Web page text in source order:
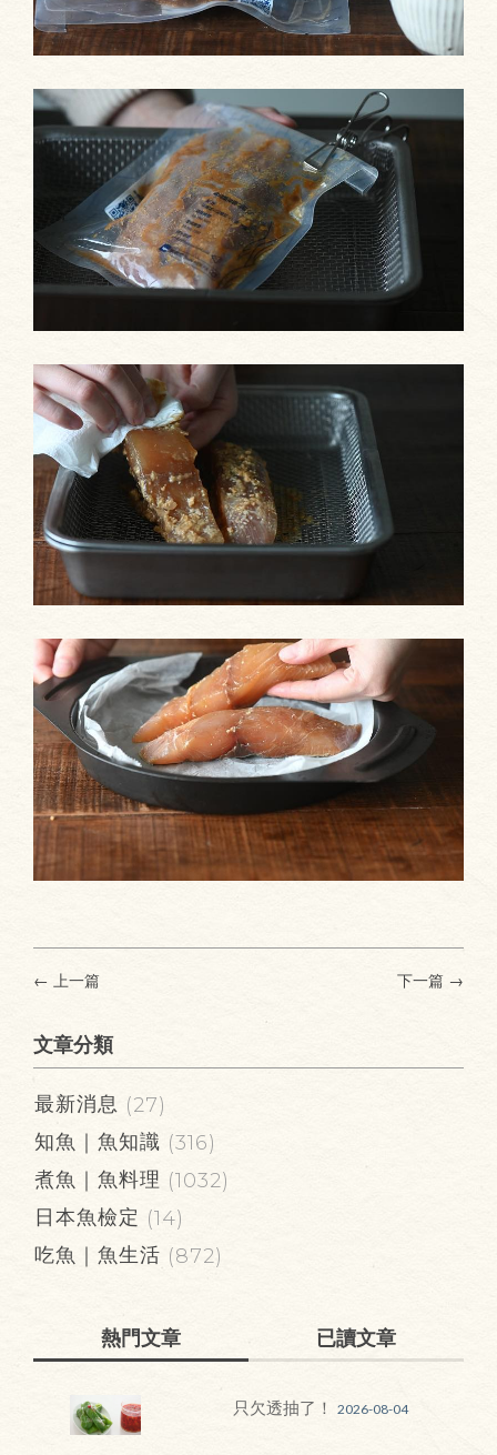
← 上一篇 下一篇 →
文章分類
最新消息 (27)
知魚｜魚知識 (316)
煮魚｜魚料理 (1032)
日本魚檢定 (14)
吃魚｜魚生活 (872)
熱門文章 已讀文章
只欠透抽了！ 2026-08-04